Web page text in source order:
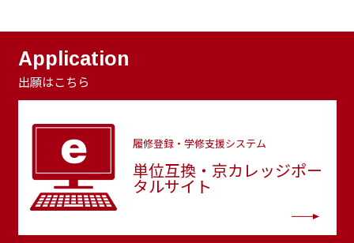
Application
出願はこちら
履修登録・学修支援システム
単位互換・京カレッジポー
タルサイト